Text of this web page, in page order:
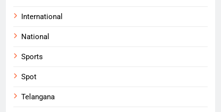
International
National
Sports
Spot
Telangana